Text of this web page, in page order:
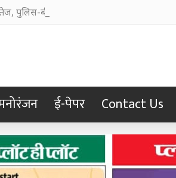
पुलिस-बीएसएफ की संयुक्त टीम करेगी
ई-पेपर Contact Us